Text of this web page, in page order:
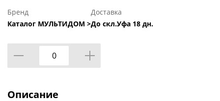
Бренд
Каталог МУЛЬТИДОМ >
Доставка
До скл.Уфа 18 дн.
Описание